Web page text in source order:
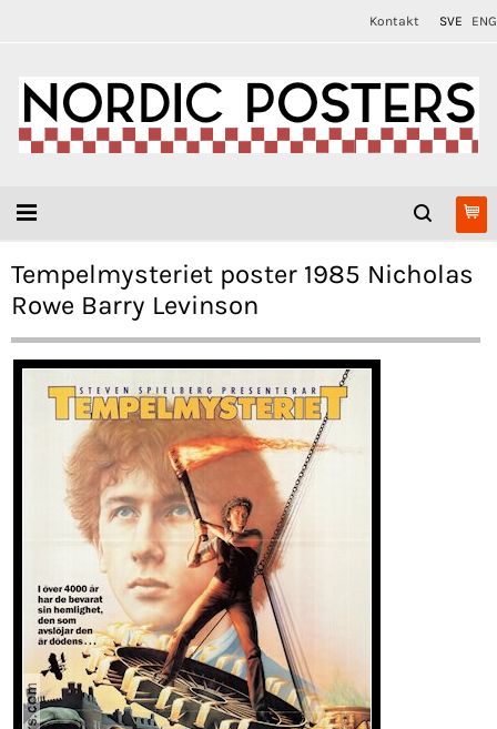
Kontakt SVE ENG
Tempelmysteriet poster 1985 Nicholas
Rowe Barry Levinson